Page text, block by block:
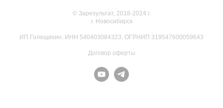
© Зарезультат, 2018-2024 г.
г. Новосибирск
ИП Голещихин, ИНН 540403084323, ОГРНИП 319547600059643
Договор оферты